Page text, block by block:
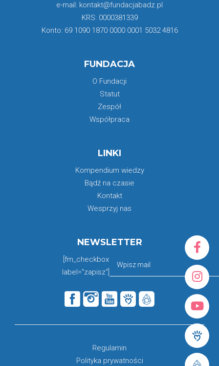
e-mail: kontakt@fundacjabadz.pl
KRS: 0000381339
Konto: 69 1090 1870 0000 0001 5032 4816
FUNDACJA
O Fundacji
Statut
Zespół
Współpraca
LINKI
Kompendium wiedzy
Bądź na czasie
Kontakt
Wesprzyj nas
NEWSLETTER
[fm_checkbox
label="zapisz"]
Regulamin
Polityka prywatności